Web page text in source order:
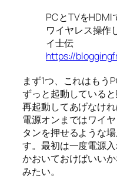
PCとTVを
ワイヤレス操作
イ士伝
https://
まず1つ、これはもう
ずっと起動している
再起動してあげなけ
電源オンまではワイ
タンを押せるような
す。最初は一度電源
かおいておけばいい
みたい。